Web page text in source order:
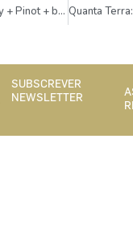
Henri Giraud Ay + Pinot + barrica = grande Champagne
SUBSCREVER
NEWSLETTER